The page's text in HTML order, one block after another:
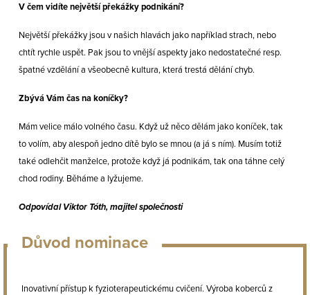
V čem vidíte největší překážky podnikání?
Největší překážky jsou v našich hlavách jako například strach, nebo
chtít rychle uspět. Pak jsou to vnější aspekty jako nedostatečné resp.
špatné vzdělání a všeobecně kultura, která trestá dělání chyb.
Zbývá Vám čas na koníčky?
Mám velice málo volného času. Když už něco dělám jako koníček, tak
to volím, aby alespoň jedno dítě bylo se mnou (a já s ním). Musím totiž
také odlehčit manželce, protože když já podnikám, tak ona táhne celý
chod rodiny. Běháme a lyžujeme.
Odpovídal Viktor Tóth, majitel společnosti
Důvod nominace
Inovativní přístup k fyzioterapeutickému cvičení. Výroba koberců z